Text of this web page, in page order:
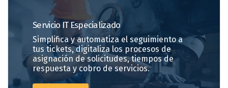
Servicio IT Especializado
Simplifica y automatiza el seguimiento a
tus tickets, digitaliza los procesos de
asignación de solicitudes, tiempos de
respuesta y cobro de servicios.